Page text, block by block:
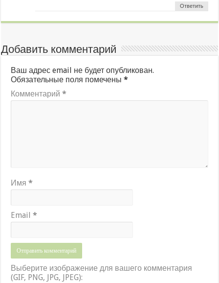
Ответить
Добавить комментарий
Ваш адрес email не будет опубликован.
Обязательные поля помечены*
Комментарий*
Имя*
Email*
Выберите изображение для вашего комментария
(GIF, PNG, JPG, JPEG):